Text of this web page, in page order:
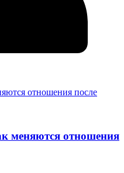
меняются отношения